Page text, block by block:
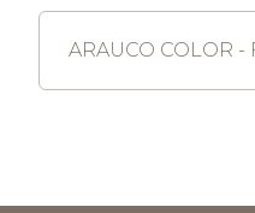
ARAUCO COLOR -